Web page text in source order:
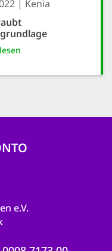
Kenia
e.V.